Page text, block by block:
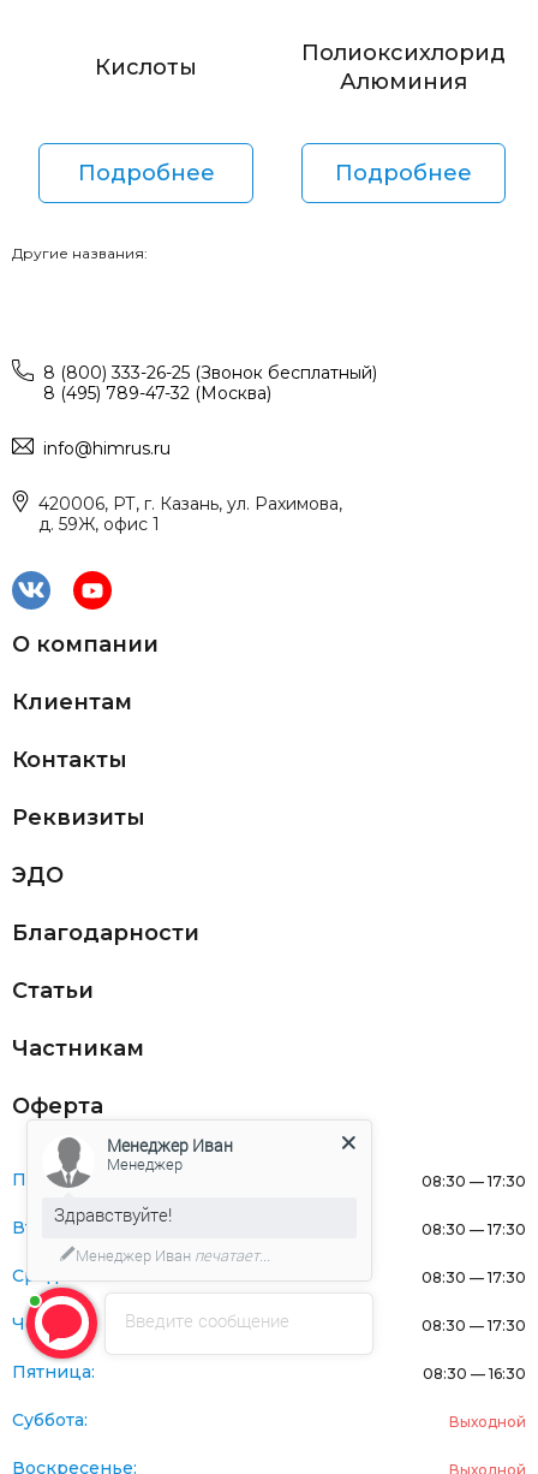
Кислоты
Подробнее
Полиоксихлорид
Алюминия
Подробнее
Другие названия:
8 (800) 333-26-25 (Звонок бесплатный)
8 (495) 789-47-32 (Москва)
info@himrus.ru
420006, РТ, г. Казань, ул. Рахимова,
д. 59Ж, офис 1
О компании
Клиентам
Контакты
Реквизиты
ЭДО
Благодарности
Статьи
Частникам
Оферта
Понедельник: 08:30 — 17:30
Вторник: 08:30 — 17:30
Среда: 08:30 — 17:30
Четверг: 08:30 — 17:30
Пятница: 08:30 — 16:30
Суббота: Выходной
Воскресенье: Выходной
Введите сообщение
Менеджер Иван
Менеджер
Здравствуйте!
Менеджер Иван печатает...